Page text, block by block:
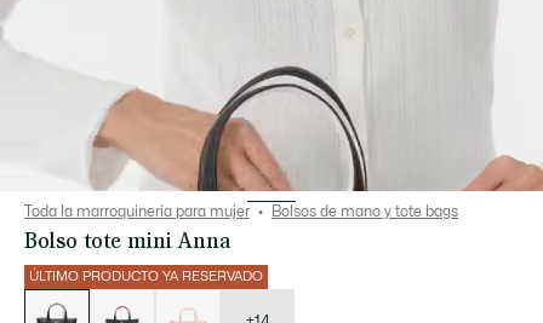
Toda la marroquinería para mujer Bolsos de mano y tote bags
Bolso tote mini Anna
ÚLTIMO PRODUCTO YA RESERVADO
variaciones